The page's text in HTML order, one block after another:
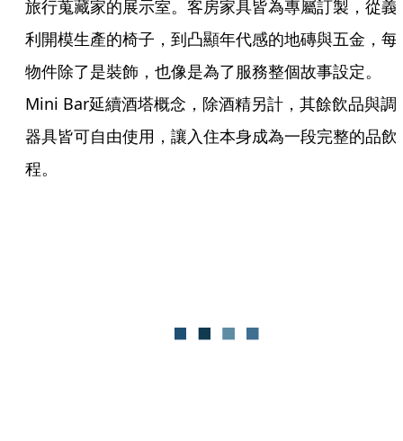
旅行蒐藏家的展示室。客房家具皆為專屬訂製，從義
利開模生產的椅子，到凸顯年代感的地磚與五金，每
物件除了是裝飾，也像是為了服務整個故事設定。
Mini Bar延續酒塔概念，除酒精另計，其餘飲品與調
器具皆可自由使用，讓入住本身成為一段完整的品飲
程。